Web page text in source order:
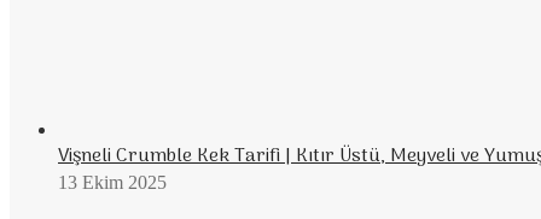
Vişneli Crumble Kek Tarifi | Kıtır Üstü, Meyveli ve
13 Ekim 2025